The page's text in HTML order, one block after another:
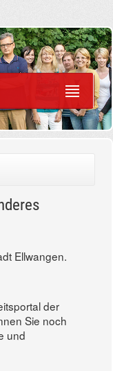
Ellwangen.
der
Sie noch
und